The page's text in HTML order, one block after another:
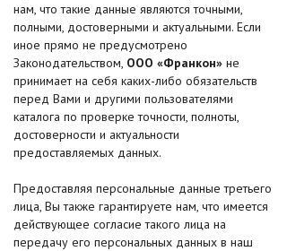
нам, что такие данные являются точными,
полными, достоверными и актуальными. Если
иное прямо не предусмотрено
Законодательством, OOO «Франкон» не
принимает на себя каких-либо обязательств
перед Вами и другими пользователями
каталога по проверке точности, полноты,
достоверности и актуальности
предоставляемых данных.
Предоставляя персональные данные третьего
лица, Вы также гарантируете нам, что имеется
действующее согласие такого лица на
передачу его персональных данных в наш